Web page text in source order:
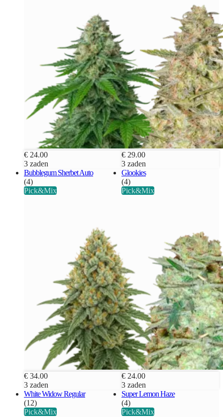
€ 24.00
3 zaden
€ 29.00
3 zaden
Bubblegum Sherbet Auto
(4)
Pick&Mix
€ 34.00
3 zaden
Glookies
(4)
Pick&Mix
€ 24.00
3 zaden
White Widow Regular
(12)
Pick&Mix
Super Lemon Haze
(4)
Pick&Mix